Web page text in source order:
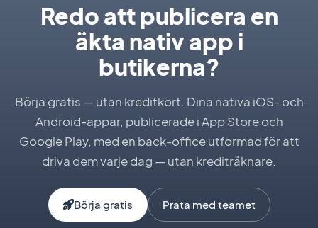
Redo att publicera en
äkta nativ app i
butikerna?
Börja gratis — utan kreditkort. Dina nativa iOS- och
Android-appar, publicerade i App Store och
Google Play, med en back-office utformad för att
driva dem varje dag — utan krediträknare.
Börja gratis Prata med teamet